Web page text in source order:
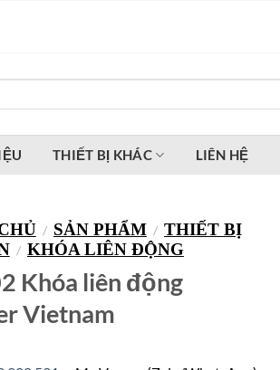
THIẾT BỊ KHÁC LIÊN HỆ
/ SẢN PHẨM / THIẾT BỊ
/ KHÓA LIÊN ĐỘNG
Khóa liên động
Vietnam